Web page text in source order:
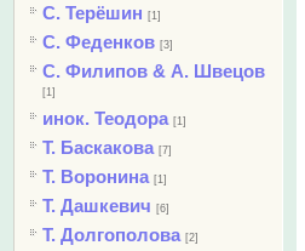
С. Терёшин [1]
С. Феденков [3]
С. Филипов & А. Швецов
[1]
инок. Теодора [1]
Т. Баскакова [7]
Т. Воронина [1]
Т. Дашкевич [6]
Т. Долгополова [2]